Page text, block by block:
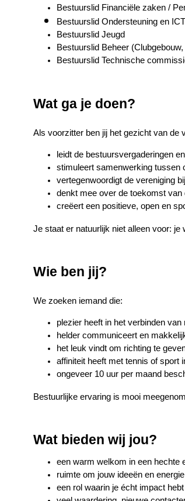
Bestuurslid Financiële zaken /
Bestuurslid Ondersteuning en
Bestuurslid Jeugd
Bestuurslid Beheer
Bestuurslid Technische
Wat ga je doen?
Als voorzitter ben jij het gezicht van de
leidt de bestuursvergaderingen
stimuleert samenwerking tussen
vertegenwoordigt de vereniging
denkt mee over de toekomst
creëert een positieve, open en
Je staat er natuurlijk niet alleen voor:
Wie ben jij?
We zoeken iemand die:
plezier heeft in het verbinden van
helder communiceert en
het leuk vindt om richting te
affiniteit heeft met tennis of sport
ongeveer 10 uur per maand
Bestuurlijke ervaring is mooi
Wat bieden wij jou?
een warm welkom in een hechte
ruimte om jouw ideeën en
een rol waarin je écht impact